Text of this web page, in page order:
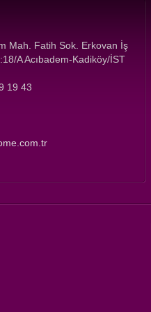
Mah. Fatih Sok. Erkovan İş
A Acıbadem-Kadiköy/İST
19 43